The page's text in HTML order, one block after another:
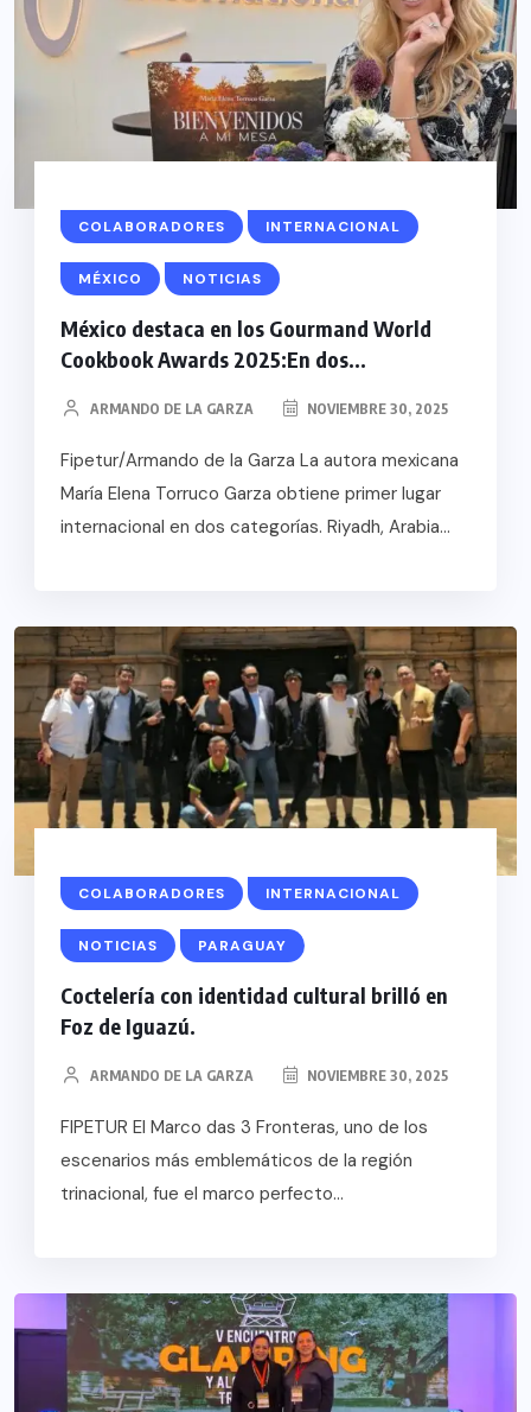
COLABORADORES INTERNACIONAL
MÉXICO NOTICIAS
México destaca en los Gourmand World
Cookbook Awards 2025:En dos...
ARMANDO DE LA GARZA NOVIEMBRE 30, 2025
Fipetur/Armando de la Garza La autora mexicana
María Elena Torruco Garza obtiene primer lugar
internacional en dos categorías. Riyadh, Arabia...
COLABORADORES INTERNACIONAL
NOTICIAS PARAGUAY
Coctelería con identidad cultural brilló en
Foz de Iguazú.
ARMANDO DE LA GARZA NOVIEMBRE 30, 2025
FIPETUR El Marco das 3 Fronteras, uno de los
escenarios más emblemáticos de la región
trinacional, fue el marco perfecto...